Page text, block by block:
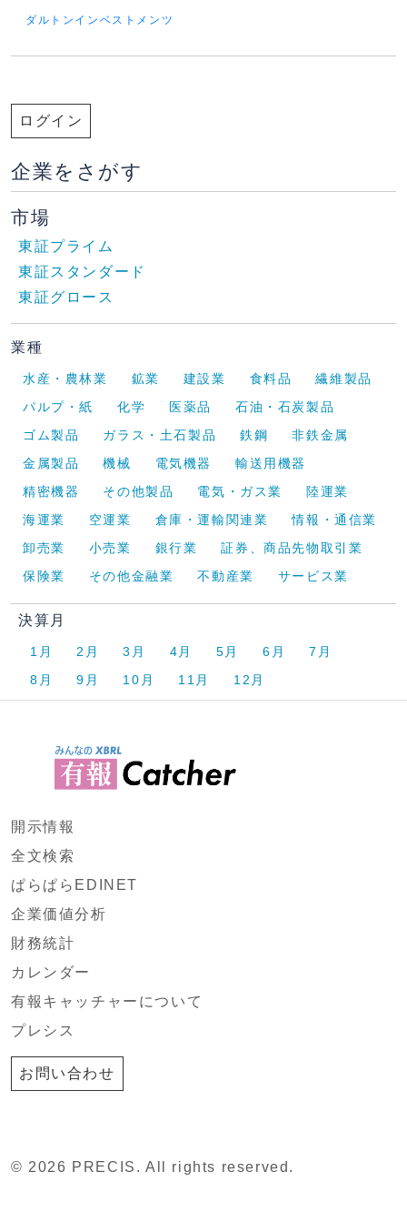
ダルトンインベストメンツ
ログイン
企業をさがす
市場
東証プライム
東証スタンダード
東証グロース
業種
水産・農林業 鉱業 建設業 食料品
繊維製品
パルプ・紙
化学 医薬品
石油・石炭製品
ゴム製品
ガラス・土石製品 鉄鋼
非鉄金属
金属製品
機械 電気機器
輸送用機器
精密機器
その他製品 電気・ガス業
陸運業
海運業
空運業 倉庫・運輸関連業
情報・通信業
卸売業
小売業 銀行業
証券、商品先物取引業
保険業
その他金融業 不動産業 サービス業
決算月
1月 2月 3月 4月 5月 6月
7月
8月
9月 10月 11月 12月
開示情報
全文検索
ぱらぱらEDINET
企業価値分析
財務統計
カレンダー
有報キャッチャーについて
プレシス
お問い合わせ
© 2026 PRECIS. All rights reserved.